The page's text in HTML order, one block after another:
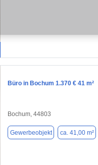
Büro in Bochum 1.370 € 41 m²
Bochum, 44803
Gewerbeobjekt ca. 41,00 m²